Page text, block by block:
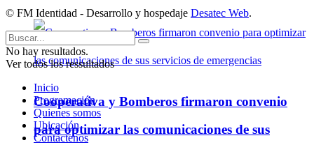
Cooperativa y Bomberos firmaron convenio
para optimizar las comunicaciones de sus
© FM Identidad - Desarrollo y hospedaje Desatec Web.
No hay resultados.
Ver todos los ressultados
Inicio
Programación
Quienes somos
Ubicación
Contáctenos